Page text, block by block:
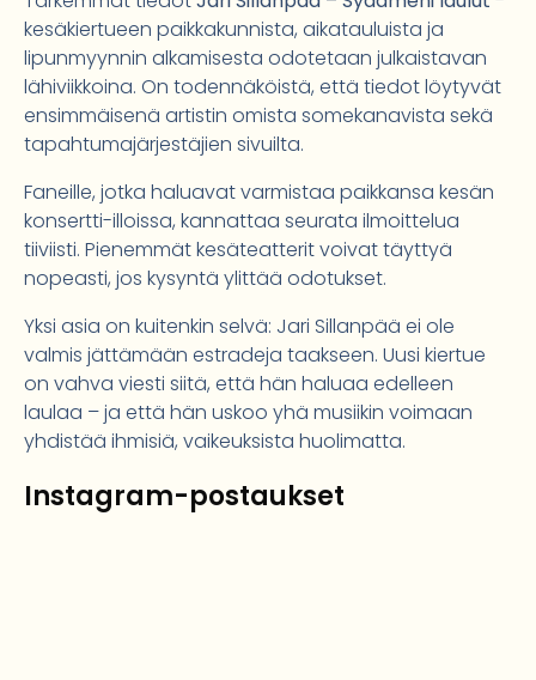
kesäkiertueen paikkakunnista, aikatauluista ja
lipunmyynnin alkamisesta odotetaan julkaistavan
lähiviikkoina. On todennäköistä, että tiedot löytyvät
ensimmäisenä artistin omista somekanavista sekä
tapahtumajärjestäjien sivuilta.
Faneille, jotka haluavat varmistaa paikkansa kesän
konsertti-illoissa, kannattaa seurata ilmoittelua
tiiviisti. Pienemmät kesäteatterit voivat täyttyä
nopeasti, jos kysyntä ylittää odotukset.
Yksi asia on kuitenkin selvä: Jari Sillanpää ei ole
valmis jättämään estradeja taakseen. Uusi kiertue
on vahva viesti siitä, että hän haluaa edelleen
laulaa – ja että hän uskoo yhä musiikin voimaan
yhdistää ihmisiä, vaikeuksista huolimatta.
Instagram-postaukset